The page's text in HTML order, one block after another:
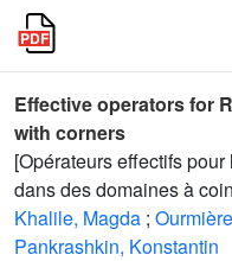
Effective operators for
with corners
[Opérateurs effectifs
dans des domaines à
Khalile, Magda ;
Pankrashkin, Konstantin